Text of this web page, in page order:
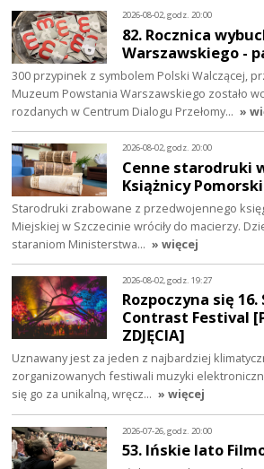
2026-08-02, godz. 20:00
82. Rocznica
Warszawskiego -
300 przypinek z symbolem Polski Walczącej,
Muzeum Powstania Warszawskiego zostało
rozdanych w Centrum Dialogu Przełomy… »
2026-08-02, godz. 20:00
Cenne starodruki
Książnicy
Starodruki zrabowane z przedwojennego
Miejskiej w Szczecinie wróciły do macierzy.
staraniom Ministerstwa… » więcej
2026-08-02, godz. 19:27
Rozpoczyna się
Contrast Festival
ZDJĘCIA]
Uznawany jest za jeden z najbardziej
zorganizowanych festiwali muzyki
się go za unikalną, wręcz… » więcej
2026-07-26, godz. 20:00
53. Ińskie lato